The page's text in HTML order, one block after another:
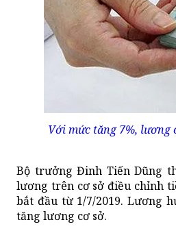
Với mức tăng 7%, lương
Bộ trưởng Đinh Tiến Dũng
lương trên cơ sở điều chỉnh
bắt đầu từ 1/7/2019. Lương
tăng lương cơ sở.